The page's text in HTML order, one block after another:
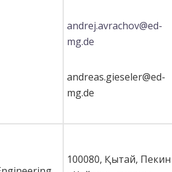
andrej.avrachov@ed-
mg.de
andreas.gieseler@ed-
mg.de
100080, Қытай, Пекин